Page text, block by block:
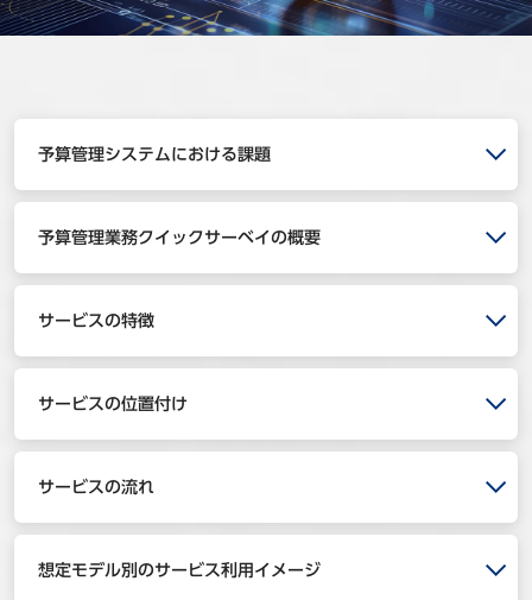
BBSグループネットワーク
株主・投資家情報 採用情報
出版書籍
ニュース
予算管理システムにおける課題
予算管理業務クイックサーベイの概要
サービスの特徴
サービスの位置付け
サービスの流れ
想定モデル別のサービス利用イメージ